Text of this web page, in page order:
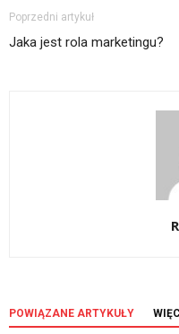
Poprzedni artykuł
Jaka jest rola marketingu?
POWIĄZANE ARTYKUŁY